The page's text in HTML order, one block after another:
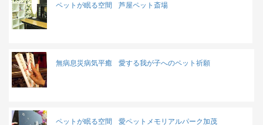
ペットが眠る空間 芦屋ペット斎場
無病息災病気平癒 愛する我が子へのペット祈願
ペットが眠る空間 愛ペットメモリアルパーク加茂